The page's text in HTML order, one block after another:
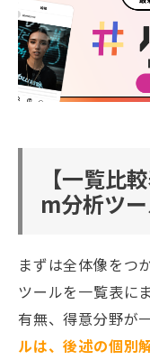
【一覧比
m分析ツ
まずは全体像をつ
ツールを一覧表に
有無、得意分野が
ルは、後述の個別